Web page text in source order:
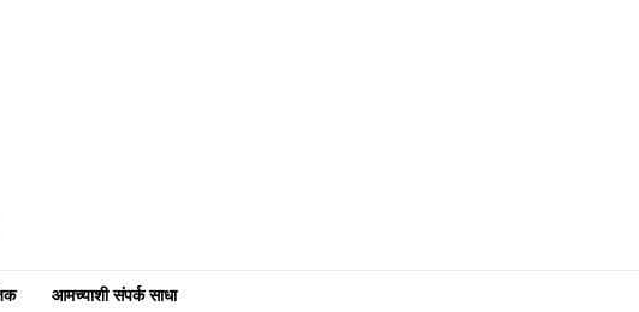
आमच्याशी संपर्क साधा